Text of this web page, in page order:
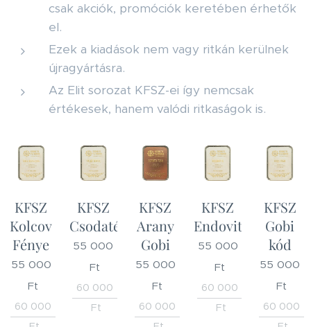
csak akciók, promóciók keretében érhetők
el.
Ezek a kiadások nem vagy ritkán kerülnek
újragyártásra.
Az Elit sorozat KFSZ-ei így nemcsak
értékesek, hanem valódi ritkaságok is.
KFSZ
Kolcov
Fénye
55 000
Ft
60 000
KFSZ
Csodatévő
55 000
Ft
60 000
Ft
KFSZ
Arany
Gobi
55 000
Ft
60 000
KFSZ
Endovita
55 000
Ft
60 000
Ft
KFSZ
Gobi
kód
55 000
Ft
60 000